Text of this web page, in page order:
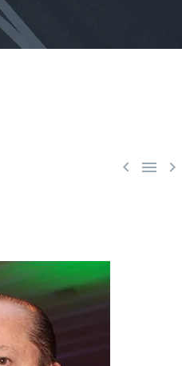
  